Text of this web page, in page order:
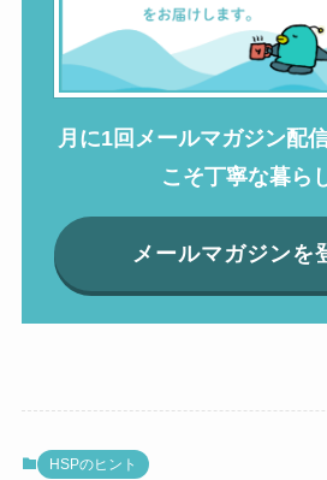
月に1回メールマガジン配
こそ丁寧な暮ら
メールマガジンを
HSPのヒント